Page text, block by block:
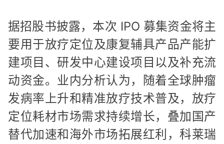
据招股书披露，本次 IPO 募集资金将主
要用于放疗定位及康复辅具产品产能扩
建项目、研发中心建设项目以及补充流
动资金。业内分析认为，随着全球肿瘤
发病率上升和精准放疗技术普及，放疗
定位耗材市场需求持续增长，叠加国产
替代加速和海外市场拓展红利，科莱瑞